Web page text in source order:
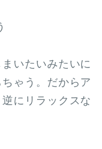
いたいみたいに
ゃう。だからア
にリラックスな